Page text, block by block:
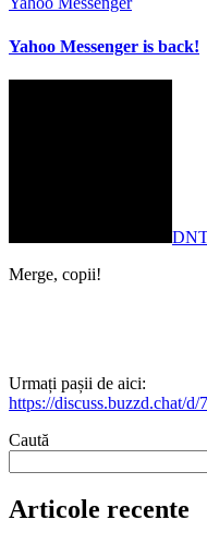
Yahoo Messenger is back!
Merge, copii!
Urmați pașii de aici:
https://discuss.buzzd.chat/
Caută
Articole recente